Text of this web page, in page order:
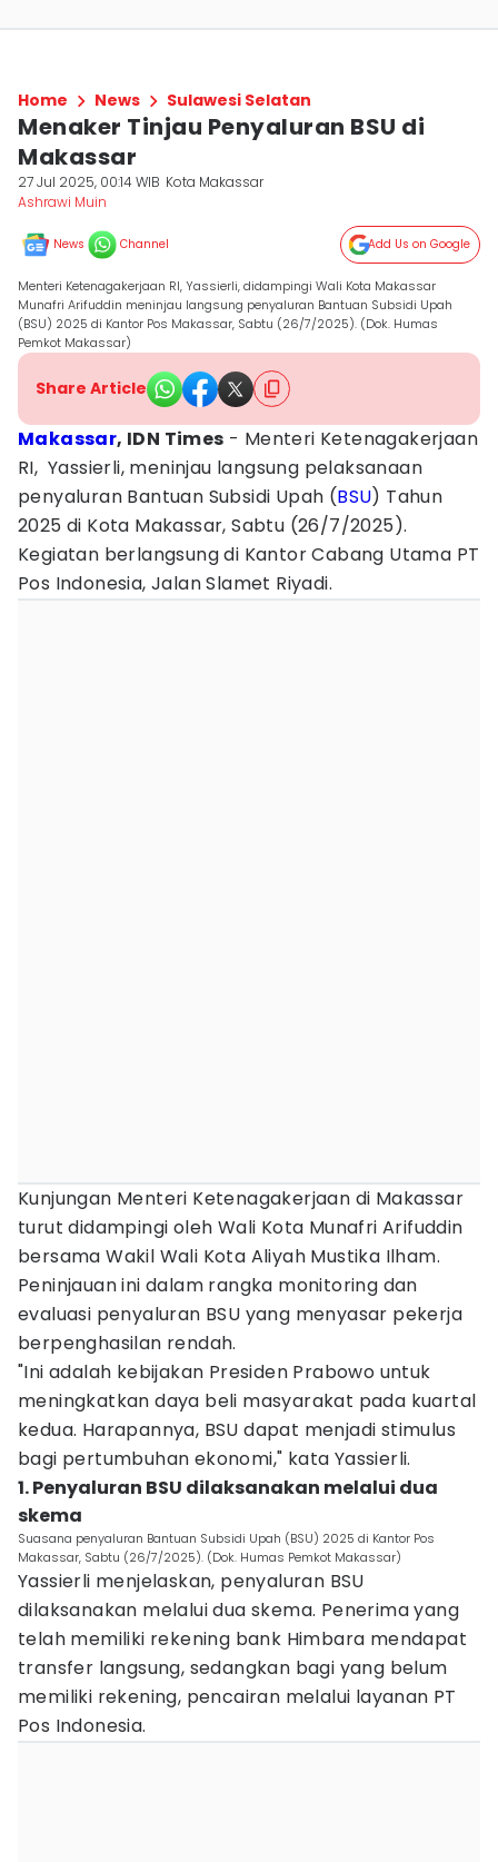
Home News Sulawesi Selatan
Menaker Tinjau Penyaluran BSU di
Makassar
27 Jul 2025, 00:14 WIB Kota Makassar
Ashrawi Muin
News Channel Add Us on Google
Menteri Ketenagakerjaan RI, Yassierli, didampingi Wali Kota Makassar
Munafri Arifuddin meninjau langsung penyaluran Bantuan Subsidi Upah
(BSU) 2025 di Kantor Pos Makassar, Sabtu (26/7/2025). (Dok. Humas
Pemkot Makassar)
Share Article
Makassar, IDN Times - Menteri Ketenagakerjaan
RI, Yassierli, meninjau langsung pelaksanaan
penyaluran Bantuan Subsidi Upah (BSU) Tahun
2025 di Kota Makassar, Sabtu (26/7/2025).
Kegiatan berlangsung di Kantor Cabang Utama PT
Pos Indonesia, Jalan Slamet Riyadi.
Kunjungan Menteri Ketenagakerjaan di Makassar
turut didampingi oleh Wali Kota Munafri Arifuddin
bersama Wakil Wali Kota Aliyah Mustika Ilham.
Peninjauan ini dalam rangka monitoring dan
evaluasi penyaluran BSU yang menyasar pekerja
berpenghasilan rendah.
"Ini adalah kebijakan Presiden Prabowo untuk
meningkatkan daya beli masyarakat pada kuartal
kedua. Harapannya, BSU dapat menjadi stimulus
bagi pertumbuhan ekonomi," kata Yassierli.
1. Penyaluran BSU dilaksanakan melalui dua
skema
Suasana penyaluran Bantuan Subsidi Upah (BSU) 2025 di Kantor Pos
Makassar, Sabtu (26/7/2025). (Dok. Humas Pemkot Makassar)
Yassierli menjelaskan, penyaluran BSU
dilaksanakan melalui dua skema. Penerima yang
telah memiliki rekening bank Himbara mendapat
transfer langsung, sedangkan bagi yang belum
memiliki rekening, pencairan melalui layanan PT
Pos Indonesia.